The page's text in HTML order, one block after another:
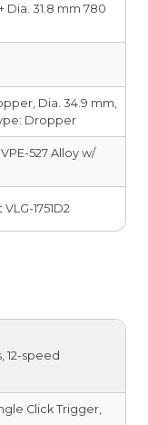
Dia. 31.8 mm 780
Dia. 34.9 mm,
Dropper
527 Alloy w/
1751D2
12-speed
Click Trigger,